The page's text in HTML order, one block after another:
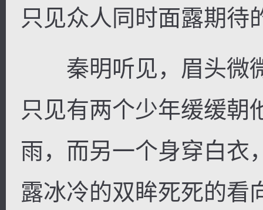
只见众人同时面露期待
秦明听见，眉头微
只见有两个少年缓缓朝
雨，而另一个身穿白衣
露冰冷的双眸死死的看